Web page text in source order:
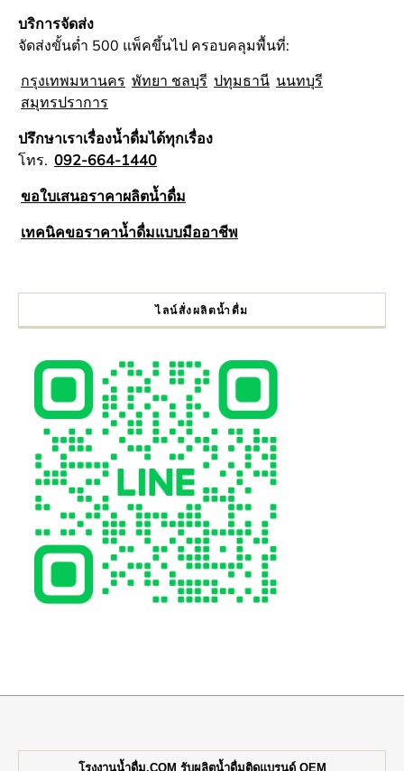
บริการจัดส่ง
จัดส่งขั้นต่ำ 500 แพ็คขึ้นไป ครอบคลุมพื้นที่:
กรุงเทพมหานคร พัทยา ชลบุรี ปทุมธานี นนทบุรี
สมุทรปราการ
ปรึกษาเราเรื่องน้ำดื่มได้ทุกเรื่อง
โทร. 092-664-1440
ขอใบเสนอราคาผลิตน้ำดื่ม
เทคนิคขอราคาน้ำดื่มแบบมืออาชีพ
ไลน์สั่งผลิตน้ำดื่ม
โรงงานน้ำดื่ม.COM รับผลิตน้ำดื่มติดแบรนด์ OEM